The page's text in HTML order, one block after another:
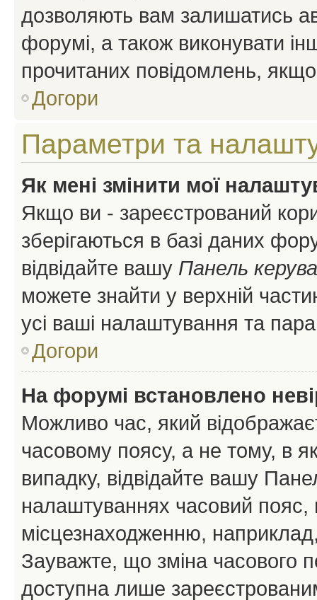
дозволяють вам залишатись
форумі, а також виконувати
прочитаних повідомлень,
Догори
Параметри та
Як мені змінити мої
Якщо ви - зареєстрований
зберігаються в базі даних
відвідайте вашу Панель
можете знайти у верхній
усі ваші налаштування та
Догори
На форумі встановлено
Можливо час, який
часовому поясу, а не тому, в
випадку, відвідайте вашу
налаштуваннях часовий пояс,
місцезнаходженню,
Зауважте, що зміна часового
доступна лише